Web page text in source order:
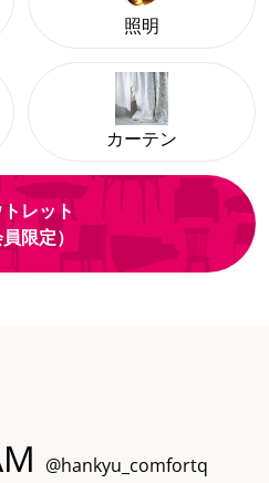
照明
カーテン
レット
限定）
@hankyu_comfortq